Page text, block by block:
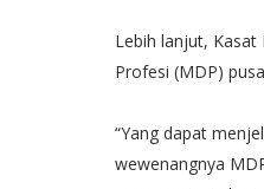
Lebih lanjut,
Profesi (MDP)
“Yang dapat
wewenangnya